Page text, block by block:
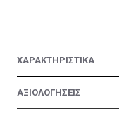
ΧΑΡΑΚΤΗΡΙΣΤΙΚΑ
ΑΞΙΟΛΟΓΗΣΕΙΣ